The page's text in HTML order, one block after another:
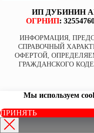
ИП ДУБИНИН
ОГРНИП:
ИНФОРМАЦИЯ,
СПРАВОЧНЫЙ
ОФЕРТОЙ,
ГРАЖДАНСКОГО
Мы используем
ПРИНЯТЬ